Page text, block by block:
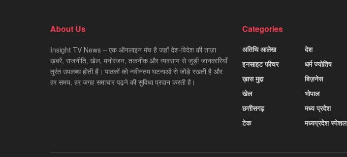
About Us
Insight TV News – एक ऑनलाइन मंच है जहाँ देश-विदेश की ताज़ा
ख़बरें, राजनीति, खेल, मनोरंजन, तकनीक और व्यवसाय से जुड़ी जानकारियाँ
तुरंत उपलब्ध होती हैं। पाठकों को नवीनतम घटनाओं से जोड़े रखती है और
हर समय, हर जगह समाचार पढ़ने की सुविधा प्रदान करती है।
Categories
अतिथि आलेख
इनसाइट फीचर
ख़ास मुद्दा
खेल
छत्तीसगढ़
टेक
देश
धर्म ज्योतिष
बिज़नेस
भोपाल
मध्य प्रदेश
मध्यप्रदेश स्पेशल